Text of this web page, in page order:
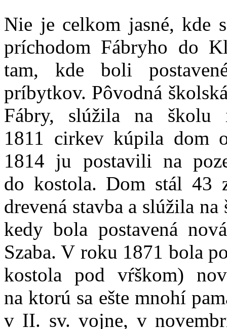
Nie je celkom jasné, kde
príchodom Fábryho do
tam, kde boli
príbytkov. Pôvodná
Fábry, slúžila na
1811 cirkev kúpila dom
1814 ju postavili na
do kostola. Dom stál 43
drevená stavba a slúžila
kedy bola postavená
Szaba. V roku 1871 bola
kostola pod vŕškom)
na ktorú sa ešte mnohí
v II. sv. vojne, v